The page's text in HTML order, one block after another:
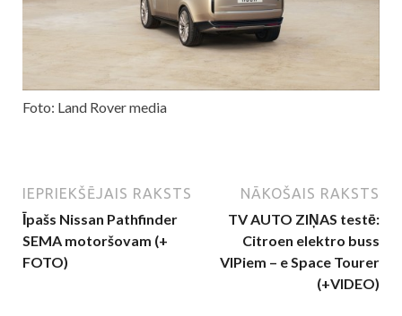
Foto: Land Rover media
IEPRIEKŠĒJAIS RAKSTS
Īpašs Nissan Pathfinder
SEMA motoršovam (+
FOTO)
NĀKOŠAIS RAKSTS
TV AUTO ZIŅAS testē:
Citroen elektro buss
VIPiem – e Space Tourer
(+VIDEO)